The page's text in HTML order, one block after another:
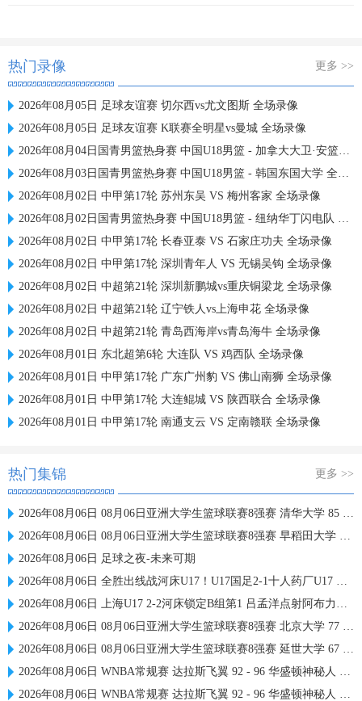
热门录像 更多 >>
2026年08月05日 足球友谊赛 切尔西vs尤文图斯 全场录像
2026年08月05日 足球友谊赛 K联赛全明星vs曼城 全场录像
2026年08月04日国青男篮热身赛 中国U18男篮 - 加拿大大卫·安篮球学院 全场录像
2026年08月03日国青男篮热身赛 中国U18男篮 - 韩国东国大学 全场录像
2026年08月02日 中甲第17轮 苏州东吴 VS 梅州客家 全场录像
2026年08月02日国青男篮热身赛 中国U18男篮 - 纽纳华丁闪电队 全场录像
2026年08月02日 中甲第17轮 长春亚泰 VS 石家庄功夫 全场录像
2026年08月02日 中甲第17轮 深圳青年人 VS 无锡吴钩 全场录像
2026年08月02日 中超第21轮 深圳新鹏城vs重庆铜梁龙 全场录像
2026年08月02日 中超第21轮 辽宁铁人vs上海申花 全场录像
2026年08月02日 中超第21轮 青岛西海岸vs青岛海牛 全场录像
2026年08月01日 东北超第6轮 大连队 VS 鸡西队 全场录像
2026年08月01日 中甲第17轮 广东广州豹 VS 佛山南狮 全场录像
2026年08月01日 中甲第17轮 大连鲲城 VS 陕西联合 全场录像
2026年08月01日 中甲第17轮 南通支云 VS 定南赣联 全场录像
热门集锦 更多 >>
2026年08月06日 08月06日亚洲大学生篮球联赛8强赛 清华大学 85 - 81 菲律宾大学 集锦
2026年08月06日 08月06日亚洲大学生篮球联赛8强赛 早稻田大学 78 - 71 高丽大学 集锦
2026年08月06日 足球之夜-未来可期
2026年08月06日 全胜出线战河床U17！U17国足2-1十人药厂U17 赵松源登场1分钟传射
2026年08月06日 上海U17 2-2河床锁定B组第1 吕孟洋点射阿布力米破门 将战A组第2
2026年08月06日 08月06日亚洲大学生篮球联赛8强赛 北京大学 77 - 79 上海交通大学 集锦
2026年08月06日 08月06日亚洲大学生篮球联赛8强赛 延世大学 67 - 72 政治大学 集锦
2026年08月06日 WNBA常规赛 达拉斯飞翼 92 - 96 华盛顿神秘人 全场集锦
2026年08月06日 WNBA常规赛 达拉斯飞翼 92 - 96 华盛顿神秘人 全场集锦